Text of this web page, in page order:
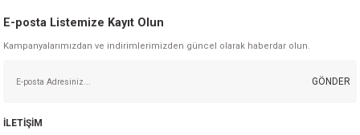
Gönder
E-posta Listemize Kayıt Olun
Kampanyalarımızdan ve indirimlerimizden güncel olarak haberdar olun.
GÖNDER
İLETİŞİM